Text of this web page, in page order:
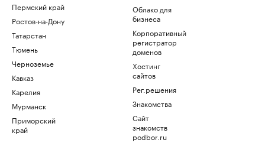
Пермский край
Ростов-на-Дону
Татарстан
Тюмень
Черноземье
Кавказ
Карелия
Мурманск
Приморский
край
Облако для
бизнеса
Корпоративный
регистратор
доменов
Хостинг
сайтов
Рег.решения
Знакомства
Сайт
знакомств
podbor.ru